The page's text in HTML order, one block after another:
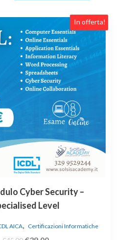
In offerta!
Cyber Security –
Level
AICA, Certificazioni Informatiche